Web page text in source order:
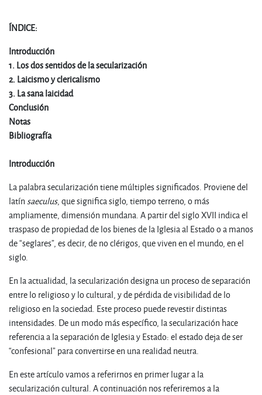
ÍNDICE:
Introducción
1. Los dos sentidos de la secularización
2. Laicismo y clericalismo
3. La sana laicidad
Conclusión
Notas
Bibliografía
Introducción
La palabra secularización tiene múltiples significados. Proviene del
latínsaeculus, que significa siglo, tiempo terreno, o más
ampliamente, dimensión mundana. A partir del siglo XVII indica el
traspaso de propiedad de los bienes de la Iglesia al Estado o a manos
de “seglares”, es decir, de no clérigos, que viven en el mundo, en el
siglo.
En la actualidad, la secularización designa un proceso de separación
entre lo religioso y lo cultural, y de pérdida de visibilidad de lo
religioso en la sociedad. Este proceso puede revestir distintas
intensidades. De un modo más específico, la secularización hace
referencia a la separación de Iglesia y Estado: el estado deja de ser
“confesional” para convertirse en una realidad neutra.
En este artículo vamos a referirnos en primer lugar a la
secularización cultural. A continuación nos referiremos a la